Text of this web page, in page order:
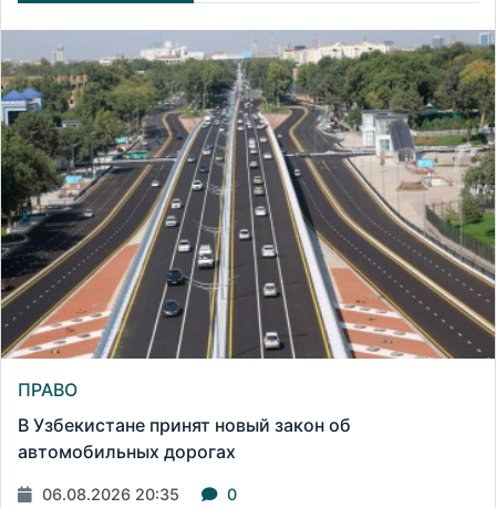
ПРАВО
В Узбекистане принят новый закон об
автомобильных дорогах
06.08.2026 20:35 0